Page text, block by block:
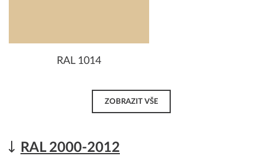
RAL 1014
ZOBRAZIT VŠE
RAL 2000-2012